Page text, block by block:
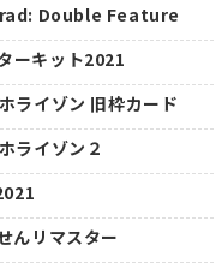
Double Feature
ーキット2021
ライゾン 旧枠カード
ライゾン２
んリマスター